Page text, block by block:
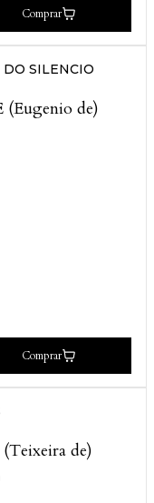
Comprar
SILENCIO
de)
Comprar
de)